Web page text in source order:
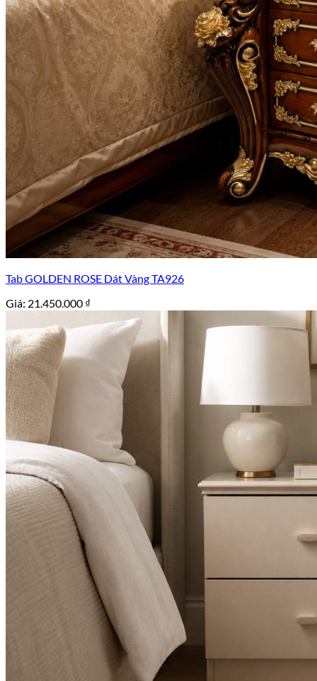
Tab GOLDEN ROSE Dát Vàng TA926
Giá: 21.450.000 ₫